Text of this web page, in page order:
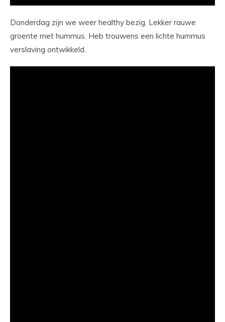
Donderdag zijn we weer healthy bezig. Lekker rauwe
groente met hummus. Heb trouwens een lichte hummus
verslaving ontwikkeld..